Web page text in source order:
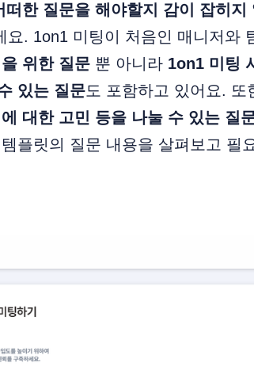
한 질문을 해야할지 감이 잡히지
요. 1on1 미팅이 처음인 매니저와
위한 질문 뿐 아니라 1on1 미팅
있는 질문도 포함하고 있어요.
대한 고민 등을 나눌 수 있는 질
플릿의 질문 내용을 살펴보고 필